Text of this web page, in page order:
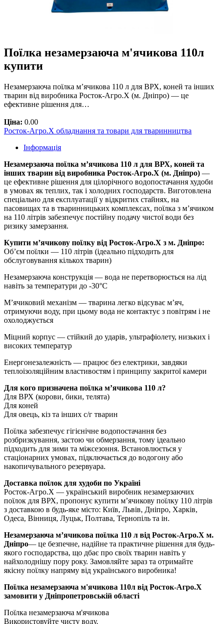
Поїлка незамерзаюча м'ячикова 110л
купити
Незамерзаюча поїлка м’ячикова 110 л для ВРХ, коней та інших
тварин від виробника Росток-Агро.Х (м. Дніпро) — це
ефективне рішення для…
Ціна: 0.00
Росток-Агро.Х обладнання та товари для тваринництва
Інформація
Незамерзаюча поїлка м’ячикова 110 л для ВРХ, коней та
інших тварин від виробника Росток-Агро.Х (м. Дніпро) —
це ефективне рішення для цілорічного водопостачання худоби
в умовах як теплих, так і холодних господарств. Виготовлена
спеціально для експлуатації у відкритих стайнях, на
пасовищах та в тваринницьких комплексах, поїлка з м’ячиком
на 110 літрів забезпечує постійну подачу чистої води без
ризику замерзання.
Купити м’ячикову поїлку від Росток-Агро.Х з м. Дніпро:
Об’єм поїлки — 110 літрів (ідеально підходить для
обслуговування кількох тварин)
Незамерзаюча конструкція — вода не перетворюється на лід
навіть за температури до -30°C
М’ячиковий механізм — тварина легко відсуває м’яч,
отримуючи воду, при цьому вода не контактує з повітрям і не
охолоджується
Міцний корпус — стійкий до ударів, ультрафіолету, низьких і
високих температур
Енергонезалежність — працює без електрики, завдяки
теплоізоляційним властивостям і принципу закритої камери
Для кого призначена поїлка м’ячикова 110 л?
Для ВРХ (корови, бики, телята)
Для коней
Для овець, кіз та інших с/г тварин
Поїлка забезпечує гігієнічне водопостачання без
розбризкування, застою чи обмерзання, тому ідеально
підходить для зими та міжсезоння. Встановлюється у
стаціонарних умовах, підключається до водогону або
накопичувального резервуара.
Доставка поїлок для худоби по Україні
Росток-Агро.Х — український виробник незамерзаючих
поїлок для ВРХ, пропонує купити м’ячикову поїлку 110 літрів
з доставкою в будь-яке місто: Київ, Львів, Дніпро, Харків,
Одеса, Вінниця, Луцьк, Полтава, Тернопіль та ін.
Незамерзаюча м’ячикова поїлка 110 л від Росток-Агро.Х м.
Дніпро— це безпечне, надійне та практичне рішення для будь-
якого господарства, що дбає про своїх тварин навіть у
найхолоднішу пору року. Замовляйте зараз та отримайте
якісну поїлку напряму від українського виробника!
Поїлка незамерзаюча м'ячикова 110л від Росток-Агро.Х
замовити у Дніпропетровській області
Поїлка незамерзаюча м'ячикова
Використовуйте чисту воду.